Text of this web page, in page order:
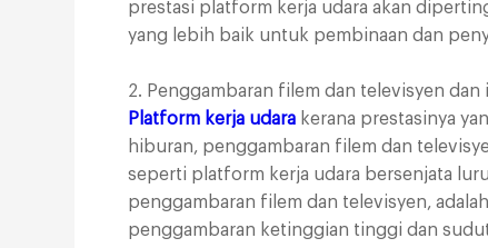
prestasi platform kerja udara akan
yang lebih baik untuk pembinaan dan
2. Penggambaran filem dan televisyen
Platform kerja udara kerana prestasinya
hiburan, penggambaran filem dan
seperti platform kerja udara bersenjata
penggambaran filem dan televisyen,
penggambaran ketinggian tinggi dan